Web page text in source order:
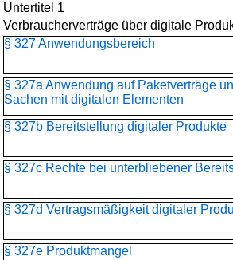
Untertitel 1
Verbraucherverträge über digitale
§ 327 Anwendungsbereich
§ 327a Anwendung auf Paketverträge
Sachen mit digitalen Elementen
§ 327b Bereitstellung digitaler Produkte
§ 327c Rechte bei unterbliebener
§ 327d Vertragsmäßigkeit digitaler
§ 327e Produktmangel